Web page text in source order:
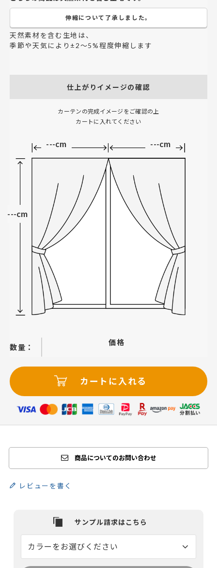
伸縮について了承しました。
天然素材を含む生地は、
季節や天気により±2～5%程度伸縮します
仕上がりイメージの確認
カーテンの完成イメージをご確認の上
カートに入れてください
---cm ---cm
---cm
価格
カートに入れる
商品についてのお問い合わせ
レビューを書く